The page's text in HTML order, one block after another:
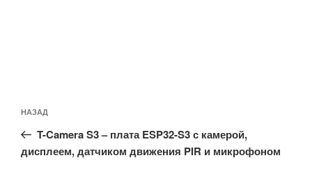
по
записям
Предыдущая
запись:
НАЗАД
T-Camera S3 – плата ESP32-S3 с камерой,
дисплеем, датчиком движения PIR и микрофоном